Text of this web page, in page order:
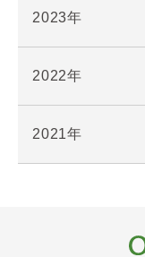
2023年
2022年
2021年